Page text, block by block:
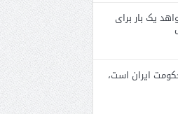
یک بار برای
ایران است،